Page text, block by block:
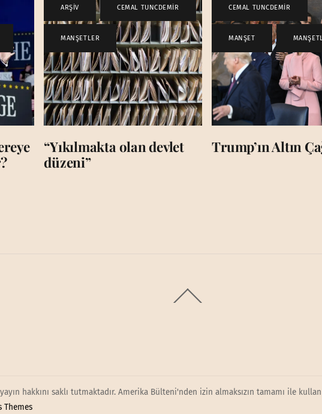
ARŞİV , CEMAL TUNCDEMİR ,
MANŞETLER
“Yıkılmakta olan devlet
düzeni”
CEMAL TUNCDEMİR
MANŞET ,
Trump’ın Altın
To
hakkını saklı tutmaktadır. Amerika Bülteni'nden izin almaksızın tamamı ile
Themes